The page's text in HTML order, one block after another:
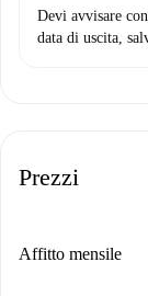
Devi avvisare
data di uscita,
Prezzi
Affitto mensile